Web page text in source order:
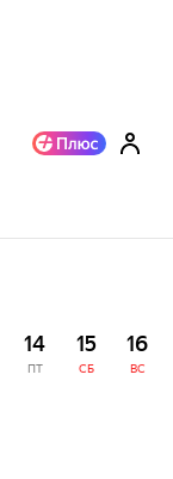
14
ПТ
15
СБ
16
ВС